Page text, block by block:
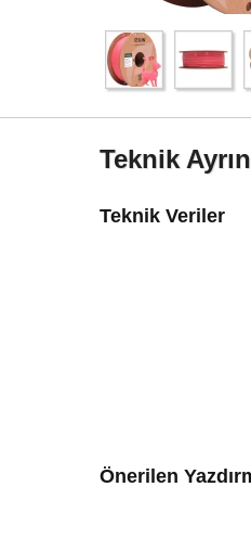
Teknik
Teknik Veriler
Önerilen